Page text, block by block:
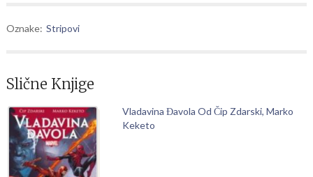
Oznake: Stripovi
Slične Knjige
Vladavina Đavola Od Čip Zdarski, Marko
Keketo